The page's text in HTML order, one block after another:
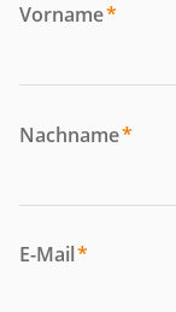
Vorname*
Nachname*
E-Mail*